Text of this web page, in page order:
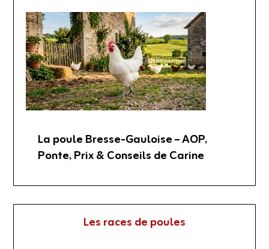
La poule Bresse-Gauloise – AOP,
Ponte, Prix & Conseils de Carine
Les races de poules